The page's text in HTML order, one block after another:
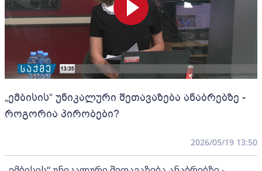
„ემბისის“ უნიკალური შეთავაზება ანაბრებზე -
როგორია პირობები?
2026/05/19 13:50